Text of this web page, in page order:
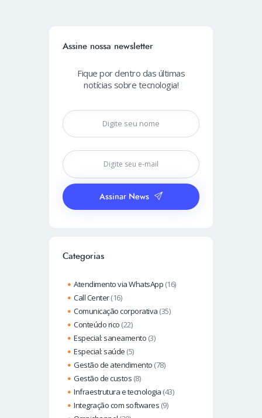
Assine nossa newsletter
Fique por dentro das últimas
notícias sobre tecnologia!
Assinar News
Categorias
Atendimento via WhatsApp (16)
Call Center(16)
Comunicação corporativa (35)
Conteúdo rico (22)
Especial: saneamento (3)
Especial: saúde (5)
Gestão de atendimento (78)
Gestão de custos (8)
Infraestrutura e tecnologia (43)
Integração com softwares (9)